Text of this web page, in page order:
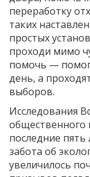
переработку
таких
простых
проходи мимо
помочь —
день, а
выборов.
Исследования
последние
забота об
увеличилось